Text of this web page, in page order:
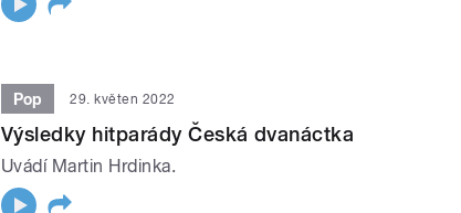
Pop 29. květen 2022
Výsledky hitparády Česká dvanáctka
Uvádí Martin Hrdinka.